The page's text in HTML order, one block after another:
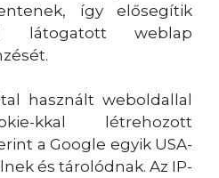
így elősegítik
látogatott weblap
használt weboldallal
kkal létrehozott
a Google egyik USA-
és tárolódnak. Az IP-